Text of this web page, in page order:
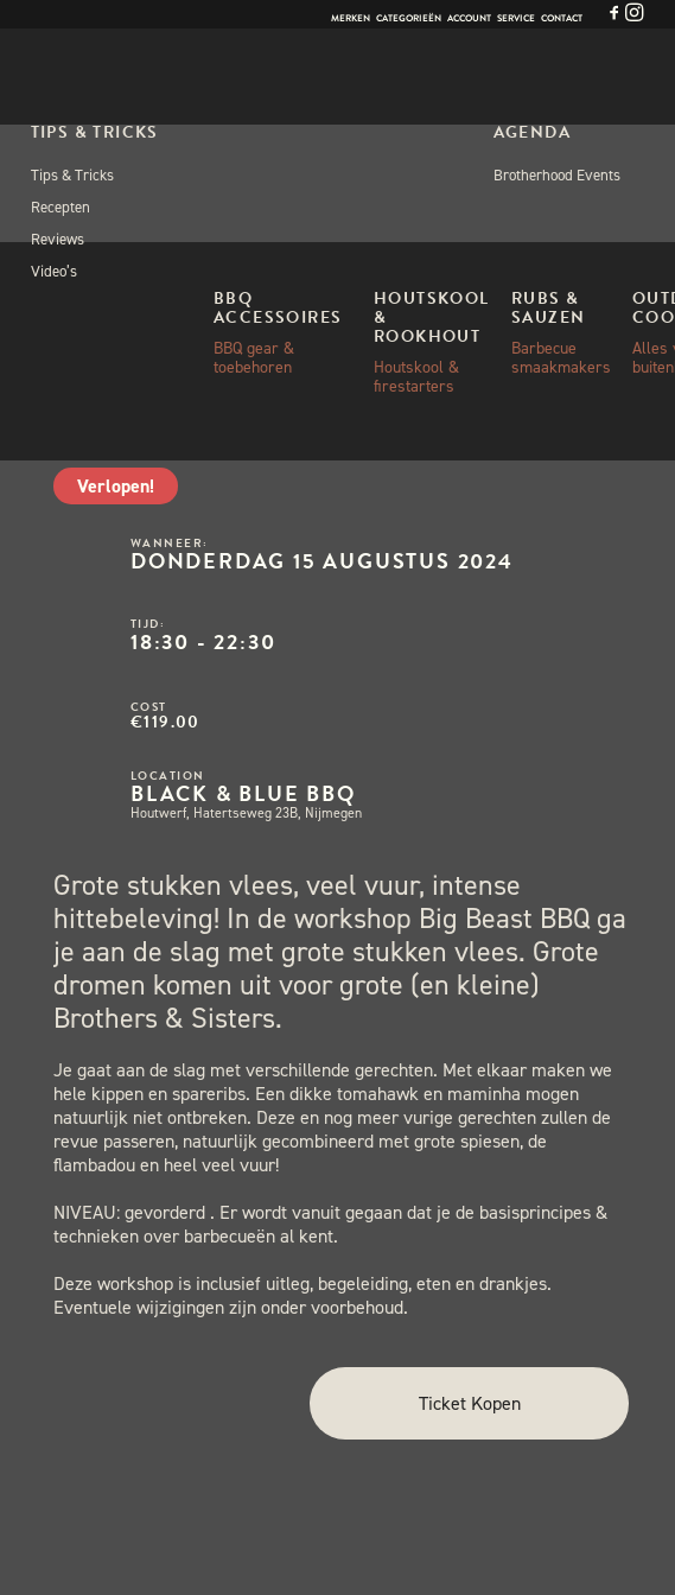
MERKEN CATEGORIEËN ACCOUNT SERVICE CONTACT
BBQ
ACCESSOIRES
BBQ gear &
toebehoren
HOUTSKOOL
&
ROOKHOUT
Houtskool &
firestarters
RUBS &
SAUZEN
Barbecue
smaakmakers
Alles
TIPS & TRICKS
Tips & Tricks
Recepten
Reviews
Video’s
AGENDA
Brotherhood Events
BIG BEAST BBQ
WORKSHOP
Verlopen!
WANNEER:
DONDERDAG 15 AUGUSTUS 2024
TIJD:
18:30 - 22:30
COST
€119.00
LOCATION
BLACK & BLUE BBQ
Houtwerf, Hatertseweg 23B, Nijmegen
Grote stukken vlees, veel vuur, intense
hittebeleving! In de workshop Big Beast BBQ ga
je aan de slag met grote stukken vlees. Grote
dromen komen uit voor grote (en kleine)
Brothers & Sisters.
Je gaat aan de slag met verschillende gerechten. Met elkaar maken we
hele kippen en spareribs. Een dikke tomahawk en maminha mogen
natuurlijk niet ontbreken. Deze en nog meer vurige gerechten zullen de
revue passeren, natuurlijk gecombineerd met grote spiesen, de
flambadou en heel veel vuur!
NIVEAU: gevorderd . Er wordt vanuit gegaan dat je de basisprincipes &
technieken over barbecueën al kent.
Deze workshop is inclusief uitleg, begeleiding, eten en drankjes.
Eventuele wijzigingen zijn onder voorbehoud.
Ticket Kopen